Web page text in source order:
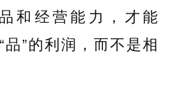
和经营能力，才能
品”的利润，而不是相